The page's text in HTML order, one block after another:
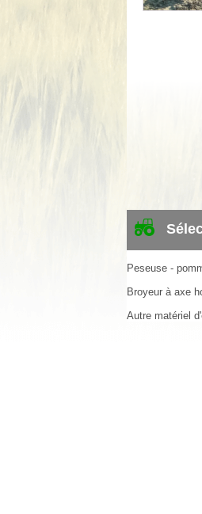
Peseuse -
Broyeur à axe
Autre matériel